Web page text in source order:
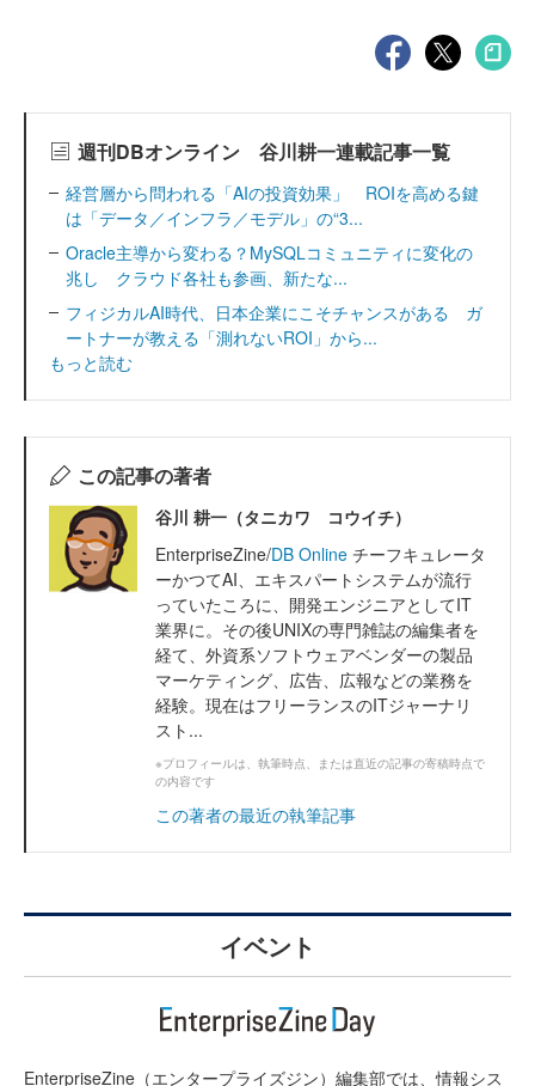
週刊DBオンライン 谷川耕一連載記事一覧
経営層から問われる「AIの投資効果」 ROIを高める鍵
は「データ／インフラ／モデル」の“3...
Oracle主導から変わる？MySQLコミュニティに変化の
兆し クラウド各社も参画、新たな...
フィジカルAI時代、日本企業にこそチャンスがある ガ
ートナーが教える「測れないROI」から...
もっと読む
この記事の著者
谷川 耕一（タニカワ コウイチ）
EnterpriseZine/DB Online チーフキュレータ
ーかつてAI、エキスパートシステムが流行
っていたころに、開発エンジニアとしてIT
業界に。その後UNIXの専門雑誌の編集者を
経て、外資系ソフトウェアベンダーの製品
マーケティング、広告、広報などの業務を
経験。現在はフリーランスのITジャーナリ
スト...
※プロフィールは、執筆時点、または直近の記事の寄稿時点で
の内容です
この著者の最近の執筆記事
イベント
EnterpriseZine（エンタープライズジン）編集部では、情報シス